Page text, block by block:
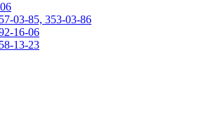
03-85, 353-03-86
16-06
13-23